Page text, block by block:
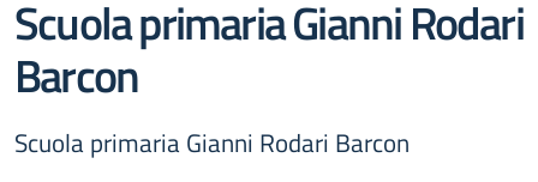
Scuola primaria Gianni Rodari
Barcon
Scuola primaria Gianni Rodari Barcon